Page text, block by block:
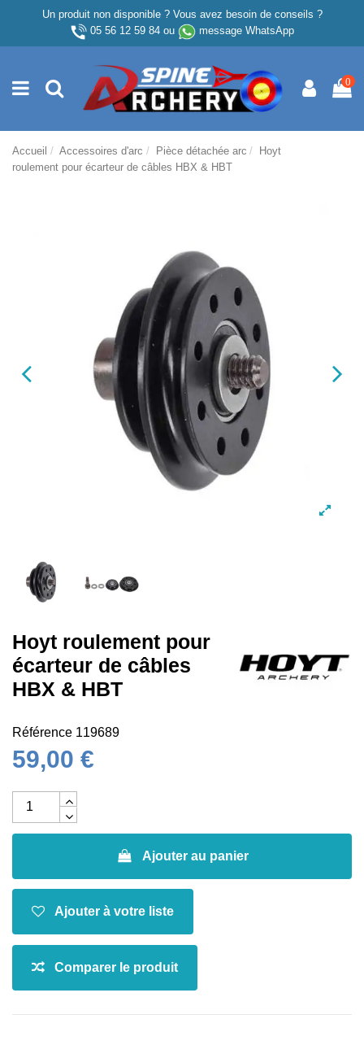
Un produit non disponible ? Vous avez besoin de conseils ?
05 56 12 59 84ou message WhatsApp
0
Accueil Accessoires d'arc Pièce détachée arc
Hoyt
roulement pour écarteur de câbles HBX & HBT
Hoyt roulement pour
écarteur de câbles
HBX & HBT
Référence 119689
59,00 €
Ajouter au panier